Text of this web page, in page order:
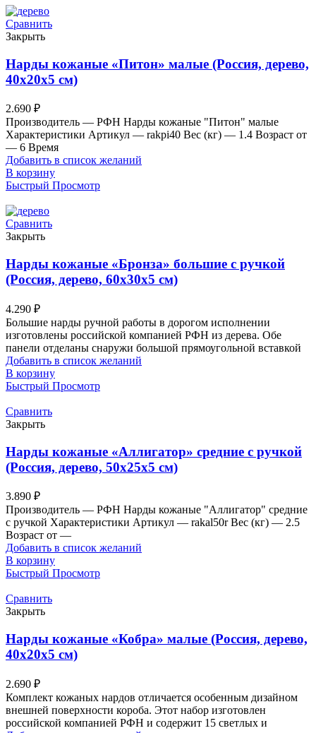
Сравнить
Закрыть
Нарды кожаные «Питон» малые (Россия, дерево,
40х20х5 см)
2.690 ₽
Производитель — РФН Нарды кожаные "Питон" малые
Характеристики Артикул — rakpi40 Вес (кг) — 1.4 Возраст от
— 6 Время
Добавить в список желаний
В корзину
Быстрый Просмотр
Сравнить
Закрыть
Нарды кожаные «Бронза» большие с ручкой
(Россия, дерево, 60х30х5 см)
4.290 ₽
Большие нарды ручной работы в дорогом исполнении
изготовлены российской компанией РФН из дерева. Обе
панели отделаны снаружи большой прямоугольной вставкой
Добавить в список желаний
В корзину
Быстрый Просмотр
Сравнить
Закрыть
Нарды кожаные «Аллигатор» средние с ручкой
(Россия, дерево, 50х25х5 см)
3.890 ₽
Производитель — РФН Нарды кожаные "Аллигатор" средние
с ручкой Характеристики Артикул — rakal50r Вес (кг) — 2.5
Возраст от —
Добавить в список желаний
В корзину
Быстрый Просмотр
Сравнить
Закрыть
Нарды кожаные «Кобра» малые (Россия, дерево,
40х20х5 см)
2.690 ₽
Комплект кожаных нардов отличается особенным дизайном
внешней поверхности короба. Этот набор изготовлен
российской компанией РФН и содержит 15 светлых и